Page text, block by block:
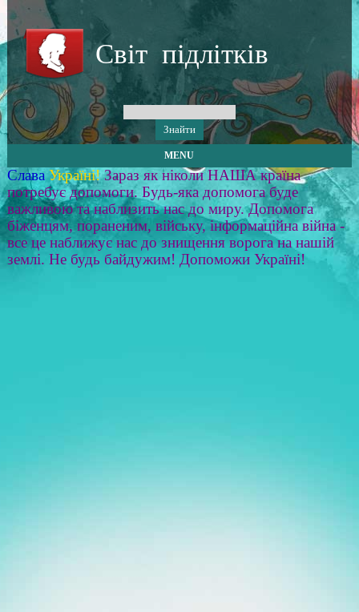
Світ підлітків
MENU
Слава Україні! Зараз як ніколи НАША країна
потребує допомоги. Будь-яка допомога буде
важливою та наблизить нас до миру. Допомога
біженцям, пораненим, війську, інформаційна війна -
все це наближує нас до знищення ворога на нашій
землі. Не будь байдужим! Допоможи Україні!